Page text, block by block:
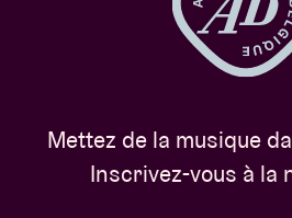
Mettez de la musique
Inscrivez-vous à la